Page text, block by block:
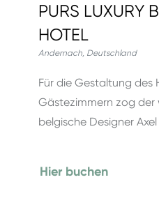
PURS LUXURY
HOTEL
Andernach, Deutschland
Für die Gestaltung des
Gästezimmern zog
belgische Designer
Hier buchen